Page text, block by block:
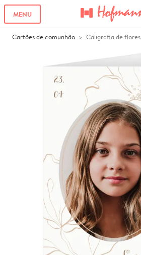
MENU
Cartões de comunhão Caligrafia de flores